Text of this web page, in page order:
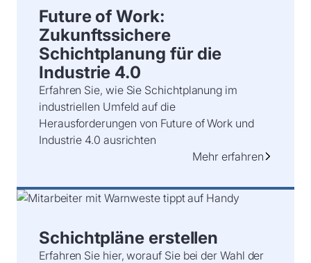
Future of Work:
Zukunftssichere
Schichtplanung für die
Industrie 4.0
Erfahren Sie, wie Sie Schichtplanung im
industriellen Umfeld auf die
Herausforderungen von Future of Work und
Industrie 4.0 ausrichten
Mehr erfahren
Schichtpläne erstellen
Erfahren Sie hier, worauf Sie bei der Wahl der